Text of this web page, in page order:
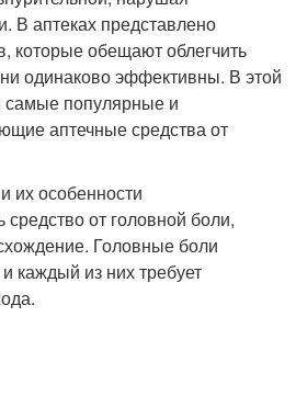
В аптеках представлено
которые обещают облегчить
одинаково эффективны. В этой
самые популярные и
аптечные средства от
их особенности
от головной боли,
Головные боли
каждый из них требует